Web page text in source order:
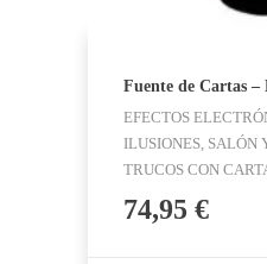
Fuente de Cartas
EFECTOS
ILUSIONES, SALÓN
TRUCOS CON
74,95 €